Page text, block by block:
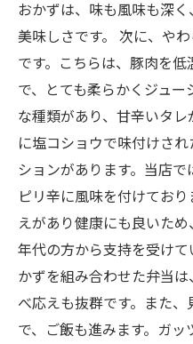
おかずは、味も風味も深
美味しさです。 次に、や
です。こちらは、豚肉を
で、とても柔らかくジュ
な種類があり、甘辛いタ
に塩コショウで味付けさ
ションがあります。当店
ピリ辛に風味を付けてお
えがあり健康にも良いた
年代の方から支持を受け
かずを組み合わせた弁当
べ応えも抜群です。また
で、ご飯も進みます。ガ